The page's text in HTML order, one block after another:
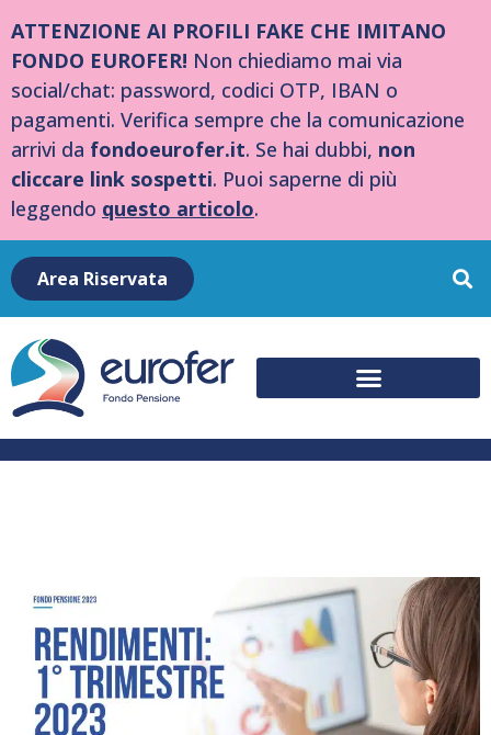
ATTENZIONE AI PROFILI FAKE CHE IMITANO
FONDO EUROFER! Non chiediamo mai via
social/chat: password, codici OTP, IBAN o
pagamenti. Verifica sempre che la comunicazione
arrivi da fondoeurofer.it. Se hai dubbi, non
cliccare link sospetti. Puoi saperne di più
leggendo questo articolo.
Area Riservata